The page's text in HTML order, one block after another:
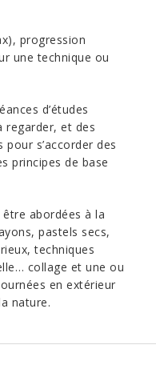
progression
une technique ou
d’études
regarder, et des
s’accorder des
principes de base
abordées à la
pastels secs,
techniques
collage et une ou
en extérieur
nature.